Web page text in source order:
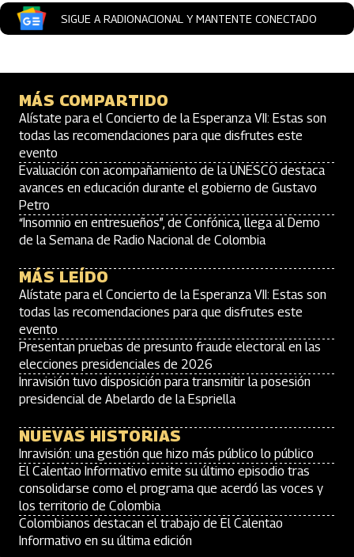
SIGUE A RADIONACIONAL Y MANTENTE CONECTADO
MÁS COMPARTIDO
Alístate para el Concierto de la Esperanza VII: Estas son
todas las recomendaciones para que disfrutes este
evento
Evaluación con acompañamiento de la UNESCO destaca
avances en educación durante el gobierno de Gustavo
Petro
“Insomnio en entresueños”, de Confónica, llega al Demo
de la Semana de Radio Nacional de Colombia
MÁS LEÍDO
Alístate para el Concierto de la Esperanza VII: Estas son
todas las recomendaciones para que disfrutes este
evento
Presentan pruebas de presunto fraude electoral en las
elecciones presidenciales de 2026
Inravisión tuvo disposición para transmitir la posesión
presidencial de Abelardo de la Espriella
NUEVAS HISTORIAS
Inravisión: una gestión que hizo más público lo público
El Calentao Informativo emite su último episodio tras
consolidarse como el programa que acerdó las voces y
los territorio de Colombia
Colombianos destacan el trabajo de El Calentao
Informativo en su última edición